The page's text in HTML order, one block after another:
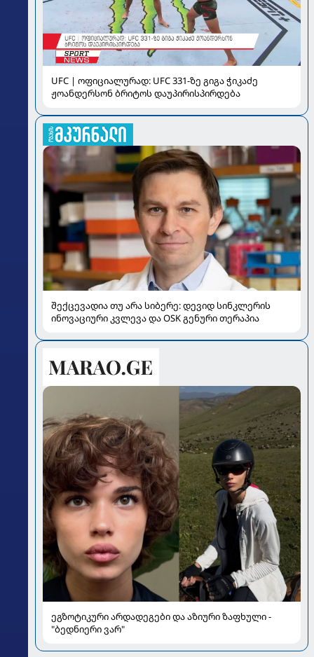
UFC | ოფიციალურად: UFC 331-ზე გიგა ჭიკაძე
ჟოანდერსონ ბრიტოს დაუპირისპირდება
შექცევადია თუ არა სიბერე: დევიდ სინკლერის
ინოვაციური კვლევა და OSK გენური თერაპია
ეგზოტიკური არდადეგები და აზიური ზაფხული -
"ბედნიერი ვარ"